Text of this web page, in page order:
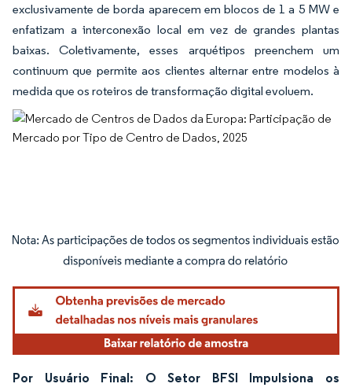
exclusivamente de borda aparecem em blocos de 1 a 5 MW e
enfatizam a interconexão local em vez de grandes plantas
baixas. Coletivamente, esses arquétipos preenchem um
continuum que permite aos clientes alternar entre modelos à
medida que os roteiros de transformação digital evoluem.
Imagem © Mordor Intelligence. O reuso requer atribuição conforme CC BY 4.0.
Por Usuário Final: O Setor BFSI Impulsiona os